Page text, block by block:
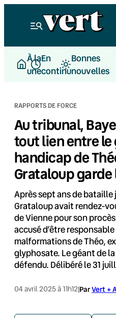
À la
une
En
continu
Bonnes
nouvelles
RAPPORTS DE FORCE
Au tribunal,
tout lien entre
handicap de
Grataloup garde
Après sept ans de
Grataloup avait rendez-
de Vienne pour son
accusé d’être
malformations de Théo,
glyphosate. Le géant de
défendu. Délibéré le 31
04 avril 2025 à 11h12|ParVert +